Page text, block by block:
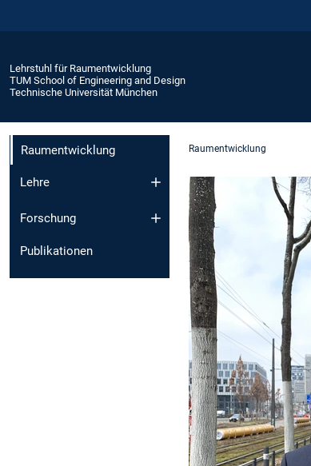
Lehrstuhl für Raumentwicklung
TUM School of Engineering and Design
Technische Universität München
Raumentwicklung
Lehre
Forschung
Publikationen
Raumentwicklung